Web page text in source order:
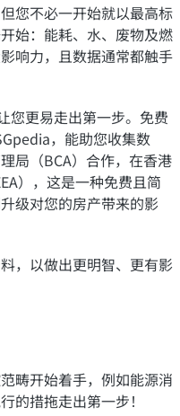
您不必一开始就以最高标
始：能耗、水、废物及燃
响力，且数据通常都触手
您更易走出第一步。免费
，能助您收集数
局（BCA）合作，在香港
），这是一种免费且简
级对您的房产带来的影
，以做出更明智、更有影
畴开始着手，例如能源消
的措拖走出第一步！